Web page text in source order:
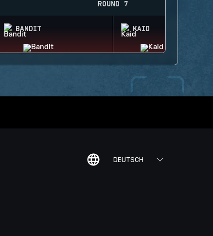
ROUND 7
BANDIT KAID
DEUTSCH